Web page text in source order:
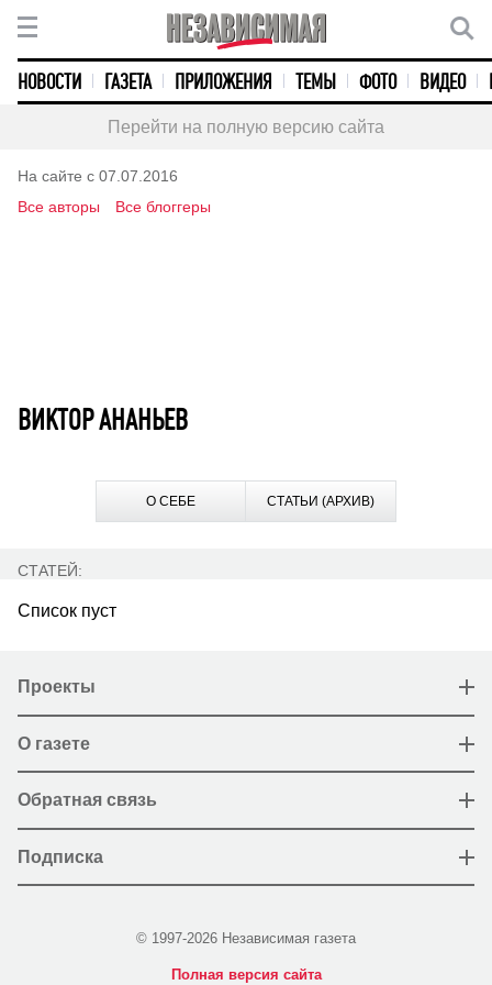
НОВОСТИ ГАЗЕТА ПРИЛОЖЕНИЯ ТЕМЫ ФОТО ВИДЕО
Перейти на полную версию сайта
На сайте с 07.07.2016
Все авторы
Все блоггеры
ВИКТОР АНАНЬЕВ
О СЕБЕ СТАТЬИ (АРХИВ)
СТАТЕЙ:
Список пуст
Проекты
О газете
Обратная связь
Подписка
© 1997-2026 Независимая газета
Полная версия сайта